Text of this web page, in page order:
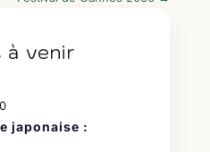
à venir
japonaise :